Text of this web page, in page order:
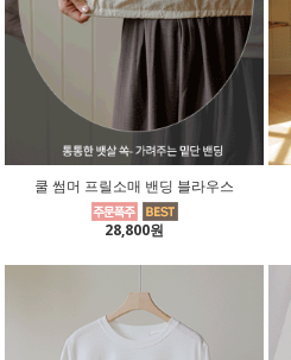
쿨 썸머 프릴소매 밴딩 블라우스
28,800원